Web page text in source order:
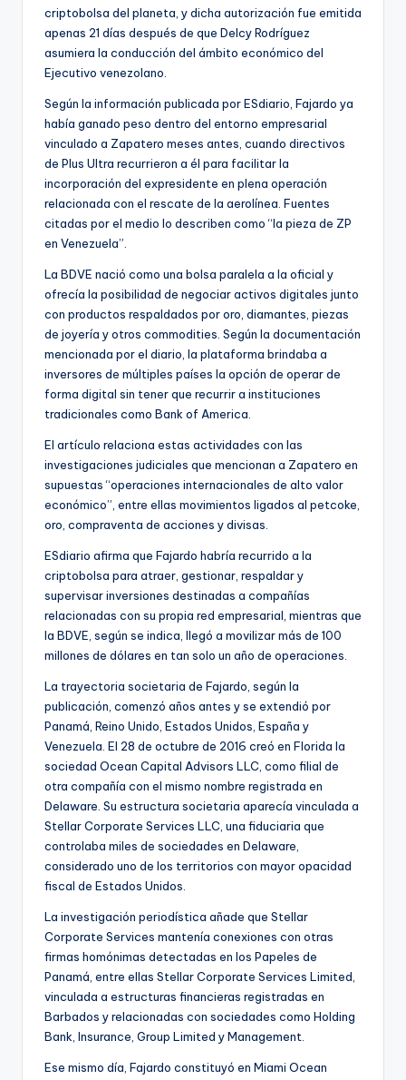
criptobolsa del planeta, y dicha autorización fue emitida
apenas 21 días después de que Delcy Rodríguez
asumiera la conducción del ámbito económico del
Ejecutivo venezolano.
Según la información publicada por ESdiario, Fajardo ya
había ganado peso dentro del entorno empresarial
vinculado a Zapatero meses antes, cuando directivos
de Plus Ultra recurrieron a él para facilitar la
incorporación del expresidente en plena operación
relacionada con el rescate de la aerolínea. Fuentes
citadas por el medio lo describen como “la pieza de ZP
en Venezuela”.
La BDVE nació como una bolsa paralela a la oficial y
ofrecía la posibilidad de negociar activos digitales junto
con productos respaldados por oro, diamantes, piezas
de joyería y otros commodities. Según la documentación
mencionada por el diario, la plataforma brindaba a
inversores de múltiples países la opción de operar de
forma digital sin tener que recurrir a instituciones
tradicionales como Bank of America.
El artículo relaciona estas actividades con las
investigaciones judiciales que mencionan a Zapatero en
supuestas “operaciones internacionales de alto valor
económico”, entre ellas movimientos ligados al petcoke,
oro, compraventa de acciones y divisas.
ESdiario afirma que Fajardo habría recurrido a la
criptobolsa para atraer, gestionar, respaldar y
supervisar inversiones destinadas a compañías
relacionadas con su propia red empresarial, mientras que
la BDVE, según se indica, llegó a movilizar más de 100
millones de dólares en tan solo un año de operaciones.
La trayectoria societaria de Fajardo, según la
publicación, comenzó años antes y se extendió por
Panamá, Reino Unido, Estados Unidos, España y
Venezuela. El 28 de octubre de 2016 creó en Florida la
sociedad Ocean Capital Advisors LLC, como filial de
otra compañía con el mismo nombre registrada en
Delaware. Su estructura societaria aparecía vinculada a
Stellar Corporate Services LLC, una fiduciaria que
controlaba miles de sociedades en Delaware,
considerado uno de los territorios con mayor opacidad
fiscal de Estados Unidos.
La investigación periodística añade que Stellar
Corporate Services mantenía conexiones con otras
firmas homónimas detectadas en los Papeles de
Panamá, entre ellas Stellar Corporate Services Limited,
vinculada a estructuras financieras registradas en
Barbados y relacionadas con sociedades como Holding
Bank, Insurance, Group Limited y Management.
Ese mismo día, Fajardo constituyó en Miami Ocean